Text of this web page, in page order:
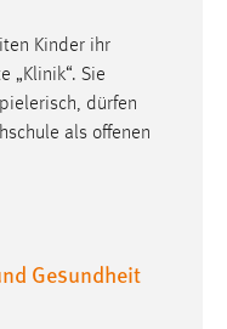
Kinder ihr
„Klinik“. Sie
dürfen
als offenen
Gesundheit